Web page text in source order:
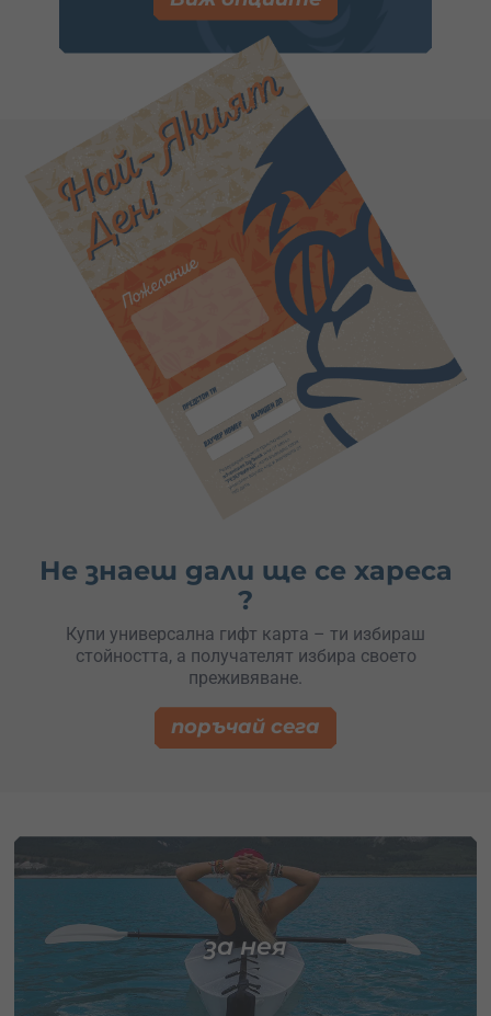
Не знаеш дали ще се хареса
?
Купи универсална гифт карта – ти избираш
стойността, а получателят избира своето
преживяване.
поръчай сега
за нея